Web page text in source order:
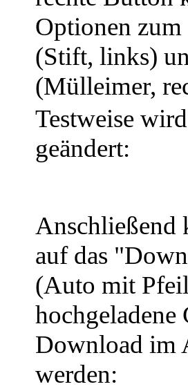
Optionen
(Stift, links)
(Mülleimer,
Testweise
geändert:
Anschließend
auf das
(Auto mit
Download im
werden: